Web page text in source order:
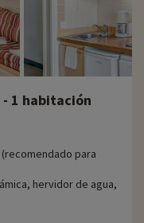
- 1 habitación
para
hervidor de agua,